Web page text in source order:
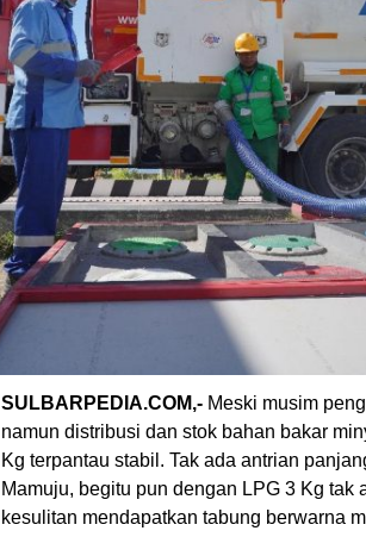
SULBARPEDIA.COM,- Meski musim
namun distribusi dan stok bahan bakar
Kg terpantau stabil. Tak ada antrian
Mamuju, begitu pun dengan LPG 3 Kg tak
kesulitan mendapatkan tabung berwarna